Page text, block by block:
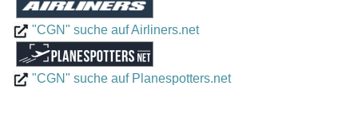
"CGN" suche auf Airliners.net
"CGN" suche auf Planespotters.net